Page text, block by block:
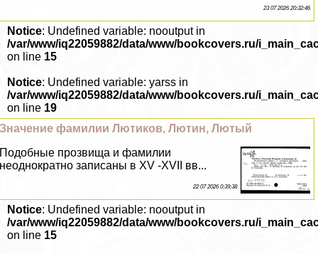
23 07 2026 20:32:46
Notice: Undefined variable: nooutput in
/var/www/iq22059882/data/www/bookcovers.ru/
on line 15
Notice: Undefined variable: yarss in
/var/www/iq22059882/data/www/bookcovers.ru/
on line 19
Значение фамилии Лютиков, Лютин, Лютый
Подобные прозвища и фамилии
неоднократно записаны в XV -XVII вв...
22 07 2026 0:39:38
Notice: Undefined variable: nooutput in
/var/www/iq22059882/data/www/bookcovers.ru/
on line 15